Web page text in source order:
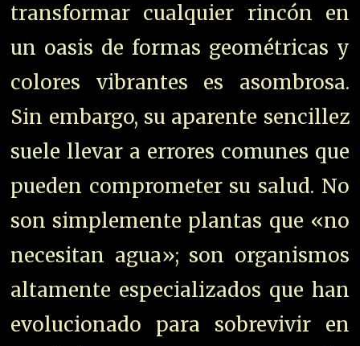
transformar cualquier rincón en
un oasis de formas geométricas y
colores vibrantes es asombrosa.
Sin embargo, su aparente sencillez
suele llevar a errores comunes que
pueden comprometer su salud. No
son simplemente plantas que «no
necesitan agua»; son organismos
altamente especializados que han
evolucionado para sobrevivir en